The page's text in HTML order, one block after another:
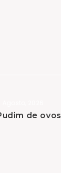
de ovos